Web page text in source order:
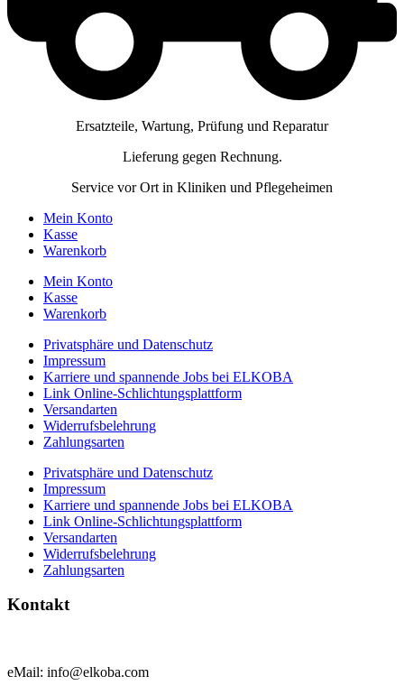
Ersatzteile, Wartung, Prüfung und Reparatur
Lieferung gegen Rechnung.
Service vor Ort in Kliniken und Pflegeheimen
Mein Konto
Kasse
Warenkorb
Mein Konto
Kasse
Warenkorb
Privatsphäre und Datenschutz
Impressum
Karriere und spannende Jobs bei ELKOBA
Link Online-Schlichtungsplattform
Versandarten
Widerrufsbelehrung
Zahlungsarten
Privatsphäre und Datenschutz
Impressum
Karriere und spannende Jobs bei ELKOBA
Link Online-Schlichtungsplattform
Versandarten
Widerrufsbelehrung
Zahlungsarten
Kontakt
eMail: info@elkoba.com